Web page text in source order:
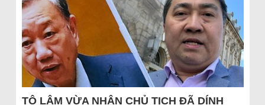
TÔ LÂM VỪA NHẬN CHỦ TỊCH ĐÃ DÍNH